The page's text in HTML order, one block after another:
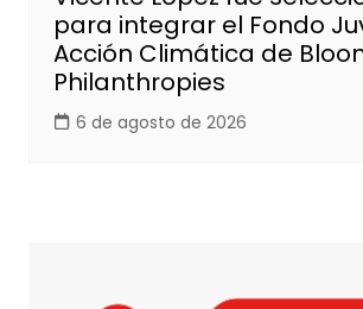
para integrar el Fondo
Acción Climática de
Philanthropies
6 de agosto de 2026